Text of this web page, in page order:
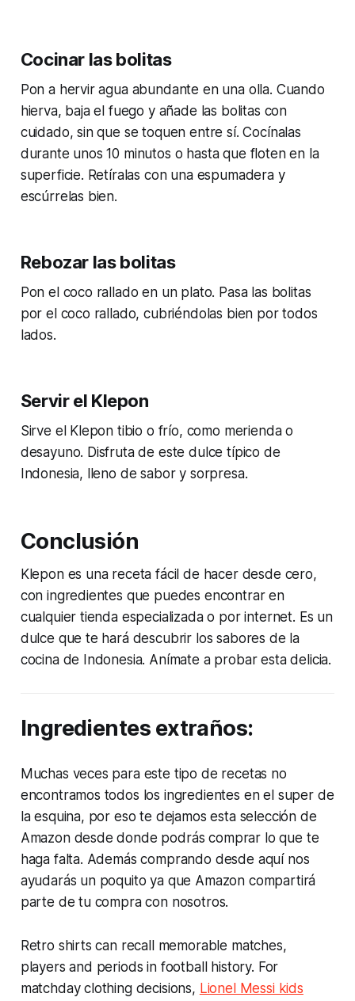
Cocinar las bolitas
Pon a hervir agua abundante en una olla. Cuando
hierva, baja el fuego y añade las bolitas con
cuidado, sin que se toquen entre sí. Cocínalas
durante unos 10 minutos o hasta que floten en la
superficie. Retíralas con una espumadera y
escúrrelas bien.
Rebozar las bolitas
Pon el coco rallado en un plato. Pasa las bolitas
por el coco rallado, cubriéndolas bien por todos
lados.
Servir el Klepon
Sirve el Klepon tibio o frío, como merienda o
desayuno. Disfruta de este dulce típico de
Indonesia, lleno de sabor y sorpresa.
Conclusión
Klepon es una receta fácil de hacer desde cero,
con ingredientes que puedes encontrar en
cualquier tienda especializada o por internet. Es un
dulce que te hará descubrir los sabores de la
cocina de Indonesia. Anímate a probar esta delicia.
Ingredientes extraños:
Muchas veces para este tipo de recetas no
encontramos todos los ingredientes en el super de
la esquina, por eso te dejamos esta selección de
Amazon desde donde podrás comprar lo que te
haga falta. Además comprando desde aquí nos
ayudarás un poquito ya que Amazon compartirá
parte de tu compra con nosotros.
Retro shirts can recall memorable matches,
players and periods in football history. For
matchday clothing decisions, Lionel Messi kids